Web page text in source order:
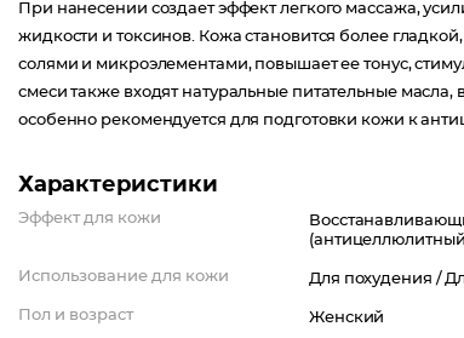
При нанесении создает эффект легкого массажа,
жидкости и токсинов. Кожа становится более
солями и микроэлементами, повышает ее тонус,
смеси также входят натуральные питательные
особенно рекомендуется для подготовки кожи к
Характеристики
Эффект для кожи
Использование для кожи Для похудения /
Пол и возраст Женский